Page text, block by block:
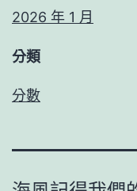
2026 年 1 月
分類
分數